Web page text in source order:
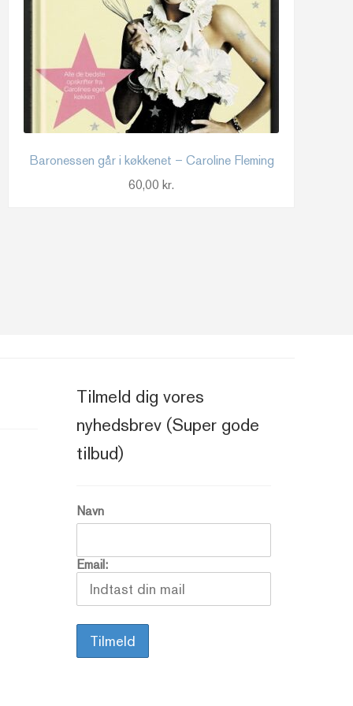
Baronessen går i køkkenet – Caroline Fleming
60,00kr.
Tilmeld dig vores
nyhedsbrev (Super gode
tilbud)
Navn
Email: